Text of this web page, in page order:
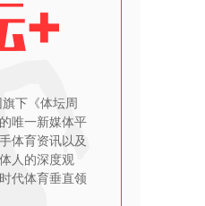
下《体坛周
唯一新媒体平
体育资讯以及
人的深度观
代体育垂直领